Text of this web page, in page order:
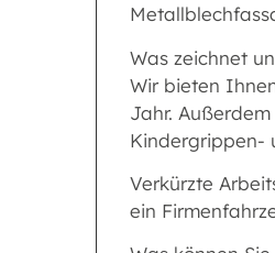
Was zeichnet
Wir bieten
Jahr.
Kindergrippen-
Verkürzte
ein